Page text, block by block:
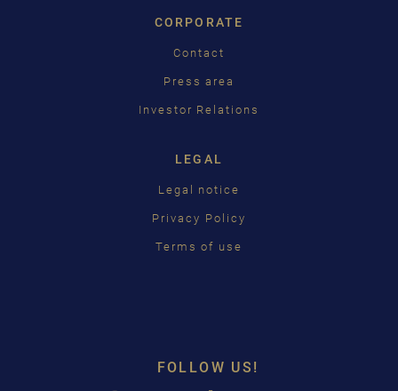
CORPORATE
Contact
Press area
Investor Relations
LEGAL
Legal notice
Privacy Policy
Terms of use
FOLLOW US!